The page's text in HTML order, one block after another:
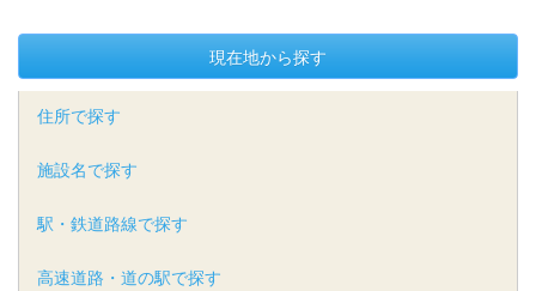
現在地から探す
住所で探す
施設名で探す
駅・鉄道路線で探す
高速道路・道の駅で探す